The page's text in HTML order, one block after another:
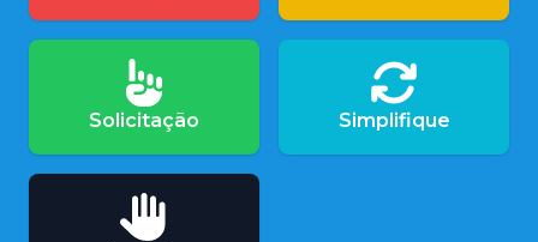
Solicitação Simplifique